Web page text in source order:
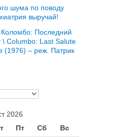
шума по поводу
выручай!
Коломбо: Последний
Columbo: Last Salute
(1976) – реж. Патрик
2026
Пт Сб Вс